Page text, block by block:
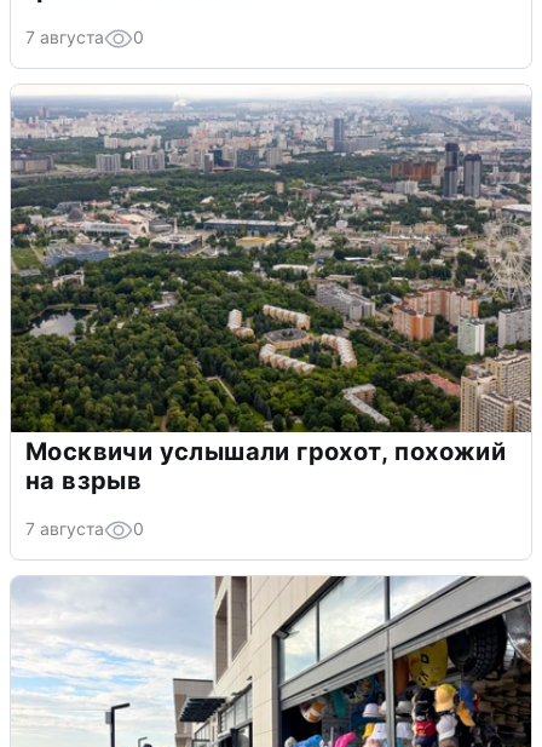
7 августа 0
Москвичи услышали грохот, похожий
на взрыв
7 августа 0